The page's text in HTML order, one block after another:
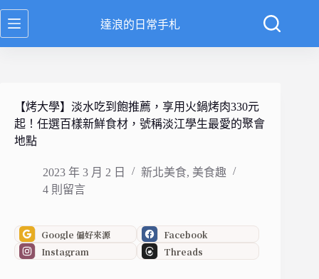
跳
至
達浪的日常手札
【烤大學】淡水吃到飽推薦，享用火鍋烤肉330元
起！任選百樣新鮮食材，號稱淡江學生最愛的聚會
地點
2023 年 3 月 2 日 新北美食, 美食趣
4 則留言
Google 偏好來源
Facebook
Instagram
Threads